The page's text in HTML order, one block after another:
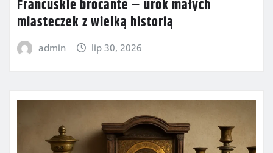
Francuskie brocante – urok małych
miasteczek z wielką historią
admin lip 30, 2026